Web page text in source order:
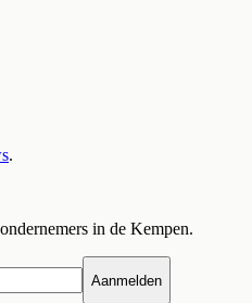
.
in de Kempen.
Aanmelden